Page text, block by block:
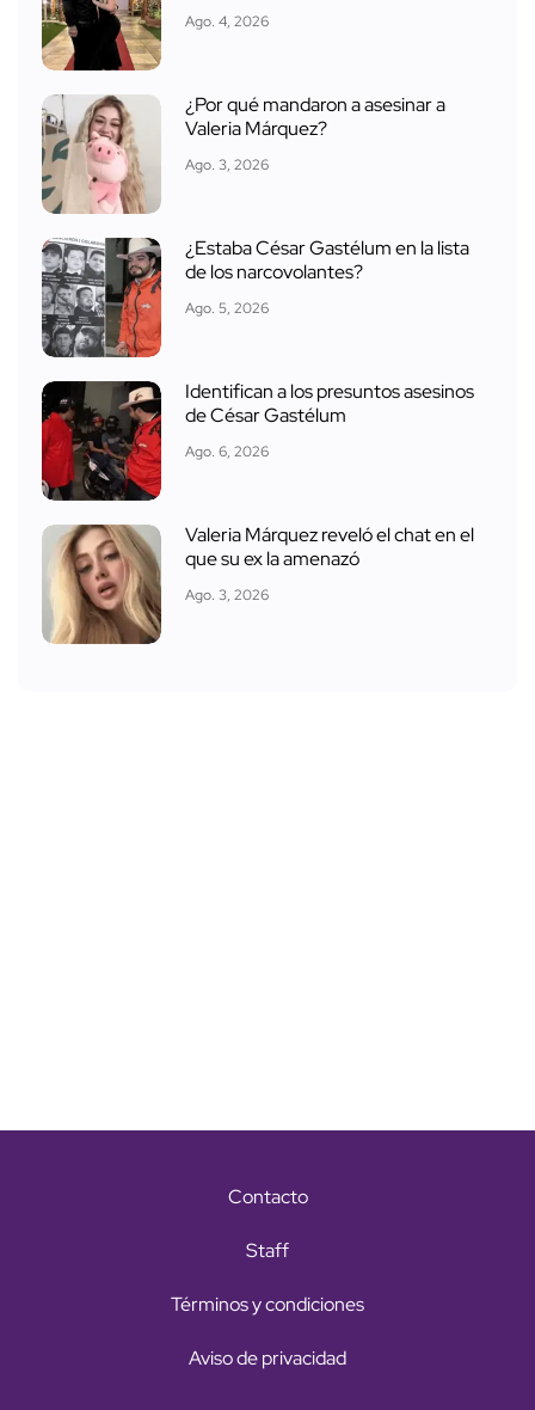
Ago. 4, 2026
¿Por qué mandaron a asesinar a
Valeria Márquez?
Ago. 3, 2026
¿Estaba César Gastélum en la lista
de los narcovolantes?
Ago. 5, 2026
Identifican a los presuntos asesinos
de César Gastélum
Ago. 6, 2026
Valeria Márquez reveló el chat en el
que su ex la amenazó
Ago. 3, 2026
Contacto
Staff
Términos y condiciones
Aviso de privacidad